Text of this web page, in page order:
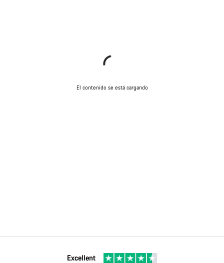
El contenido se está cargando
Excellent